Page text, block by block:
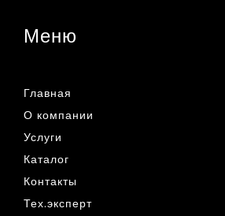
Меню
Главная
О компании
Услуги
Каталог
Контакты
Тех.эксперт